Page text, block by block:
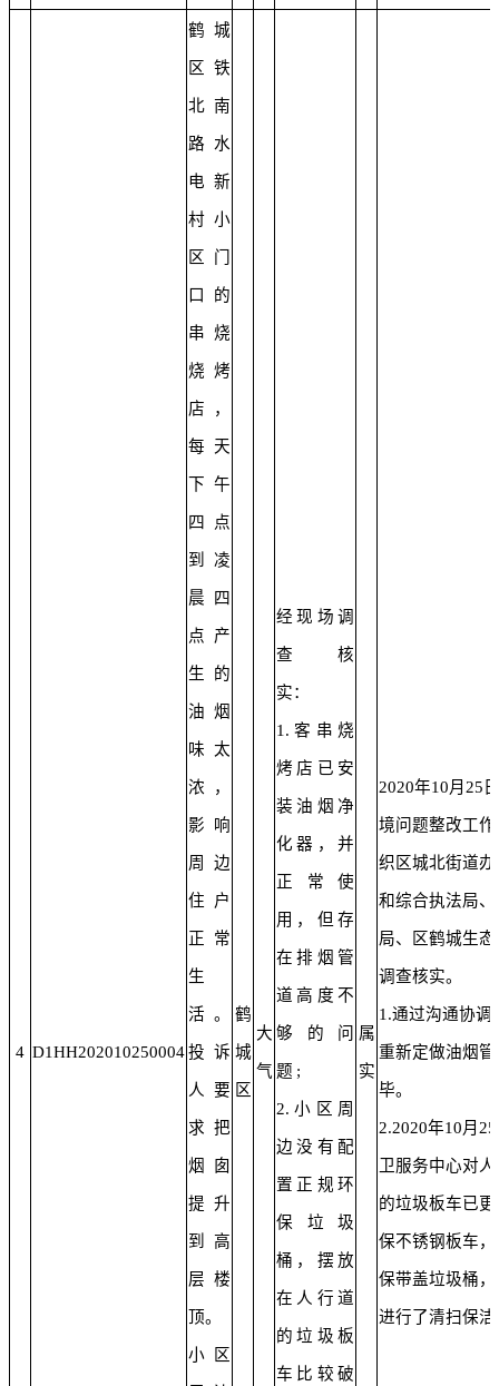
4 D1HH202010250004
鹤城
区铁
北南
路水
电新
村小
区门
口的
串烧
烧烤
店，
每天
下午
四点
到凌
晨四
点产
生的
油烟
味太
浓，
影响
周边
住户
正常
生
活。
投诉
人要
求把
烟囱
提升
到高
层楼
顶。
小区
鹤
城
区
大
气
经现场调
查核
实：
1.客串烧
烤店已安
装油烟净
化器，并
正常使
用，但存
在排烟管
道高度不
够的问
题;
2.小区周
边没有配
置正规环
保垃圾
桶，摆放
在人行道
的垃圾板
车比较破
属
实
2020年10月25
境问题整改工
织区城北街道
和综合执法局
局、区鹤城生
调查核实。
1.通过沟通协调
重新定做油烟
毕。
2.2020年10月
卫服务中心对
的垃圾板车已
保不锈钢板车
保带盖垃圾桶
进行了清扫保洁